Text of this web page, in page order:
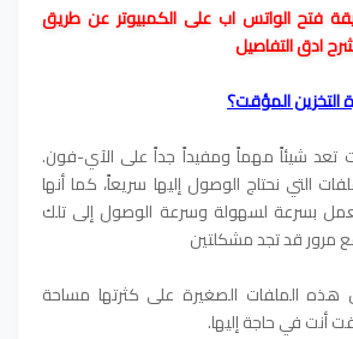
فتح الواتس اب على الكمبيوتر عن طريق
ادق التفاصيل
التخزين المؤقت؟
تعد شيئاً مهماً ومفيداً جداً على الآي-فون.
التي نحتاج الوصول إليها سريعاً، كما أنها
بسرعة لسهولة وسرعة الوصول إلى تلك
مع مرور قد تجد مشكلتين
الملفات الصغيرة على كثرتها مساحة
أنت في حاجة إليها.